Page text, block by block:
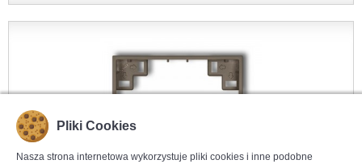
Pliki Cookies
Nasza strona internetowa wykorzystuje pliki cookies i inne podobne